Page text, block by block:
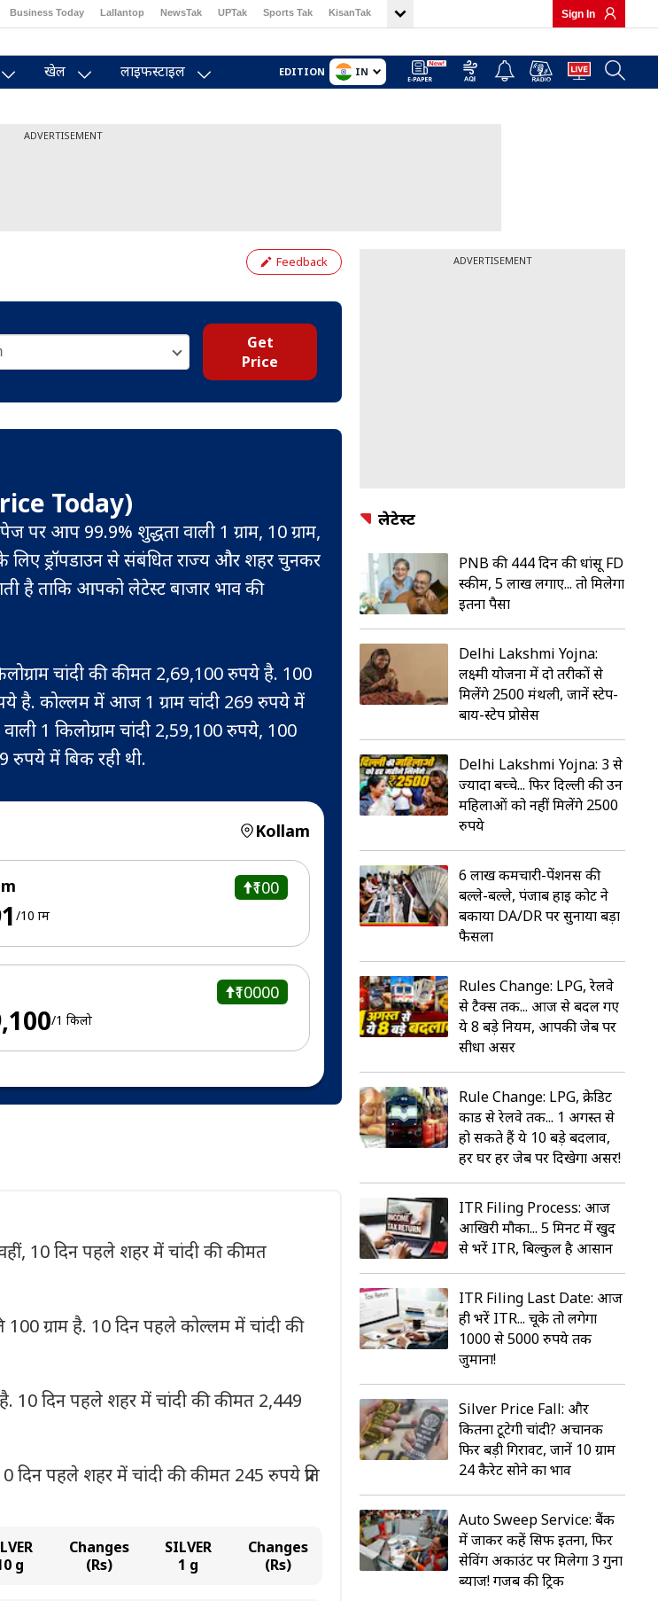
Business Today Lallantop NewsTak UPTak Sports Tak KisanTak Sign In
खेल लाइफस्टाइल EDITION IN
ADVERTISEMENT
Feedback
Get
Price
Today)
आप 99.9% शुद्धता वाली 1 ग्राम, 10 ग्राम,
ड्रॉपडाउन से संबंधित राज्य और शहर चुनकर
है ताकि आपको लेटेस्ट बाजार भाव की
चांदी की कीमत 2,69,100 रुपये है. 100
है. कोल्लम में आज 1 ग्राम चांदी 269 रुपये में
1 किलोग्राम चांदी 2,59,100 रुपये, 100
रुपये में बिक रही थी.
Kollam
₹100
/10 ग्राम
₹10000
/1 किलो
10 दिन पहले शहर में चांदी की कीमत
ग्राम है. 10 दिन पहले कोल्लम में चांदी की
10 दिन पहले शहर में चांदी की कीमत 2,449
पहले शहर में चांदी की कीमत 245 रुपये प्रति
g
Changes
(Rs)
SILVER
1 g
Changes
(Rs)
ADVERTISEMENT
लेटेस्ट
PNB की 444 दिन की धांसू FD
स्कीम, 5 लाख लगाए... तो मिलेगा
इतना पैसा
Delhi Lakshmi Yojna:
लक्ष्मी योजना में दो तरीकों से
मिलेंगे ₹2500 मंथली, जानें स्टेप-
बाय-स्टेप प्रोसेस
Delhi Lakshmi Yojna: 3 से
ज्यादा बच्चे... फिर दिल्ली की उन
महिलाओं को नहीं मिलेंगे 2500
रुपये
6 लाख कर्मचारी-पेंशनर्स की
बल्ले-बल्ले, पंजाब हाई कोर्ट ने
बकाया DA/DR पर सुनाया बड़ा
फैसला
Rules Change: LPG, रेलवे
से टैक्‍स तक... आज से बदल गए
ये 8 बड़े नियम, आपकी जेब पर
सीधा असर
Rule Change: LPG, क्रेडिट
कार्ड से रेलवे तक... 1 अगस्त से
हो सकते हैं ये 10 बड़े बदलाव,
हर घर हर जेब पर दिखेगा असर!
ITR Filing Process: आज
आखिरी मौका... 5 मिनट में खुद
से भरें ITR, बिल्कुल है आसान
ITR Filing Last Date: आज
ही भरें ITR... चूके तो लगेगा
₹1000 से 5000 रुपये तक
जुर्माना!
Silver Price Fall: और
कितना टूटेगी चांदी? अचानक
फिर बड़ी गिरावट, जानें 10 ग्राम
24 कैरेट सोने का भाव
Auto Sweep Service: बैंक
में जाकर कहें सिर्फ इतना, फिर
सेविंग अकाउंट पर मिलेगा 3 गुना
ब्याज! गजब की ट्रिक